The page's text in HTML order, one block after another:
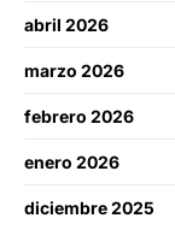
abril 2026
marzo 2026
febrero 2026
enero 2026
diciembre 2025